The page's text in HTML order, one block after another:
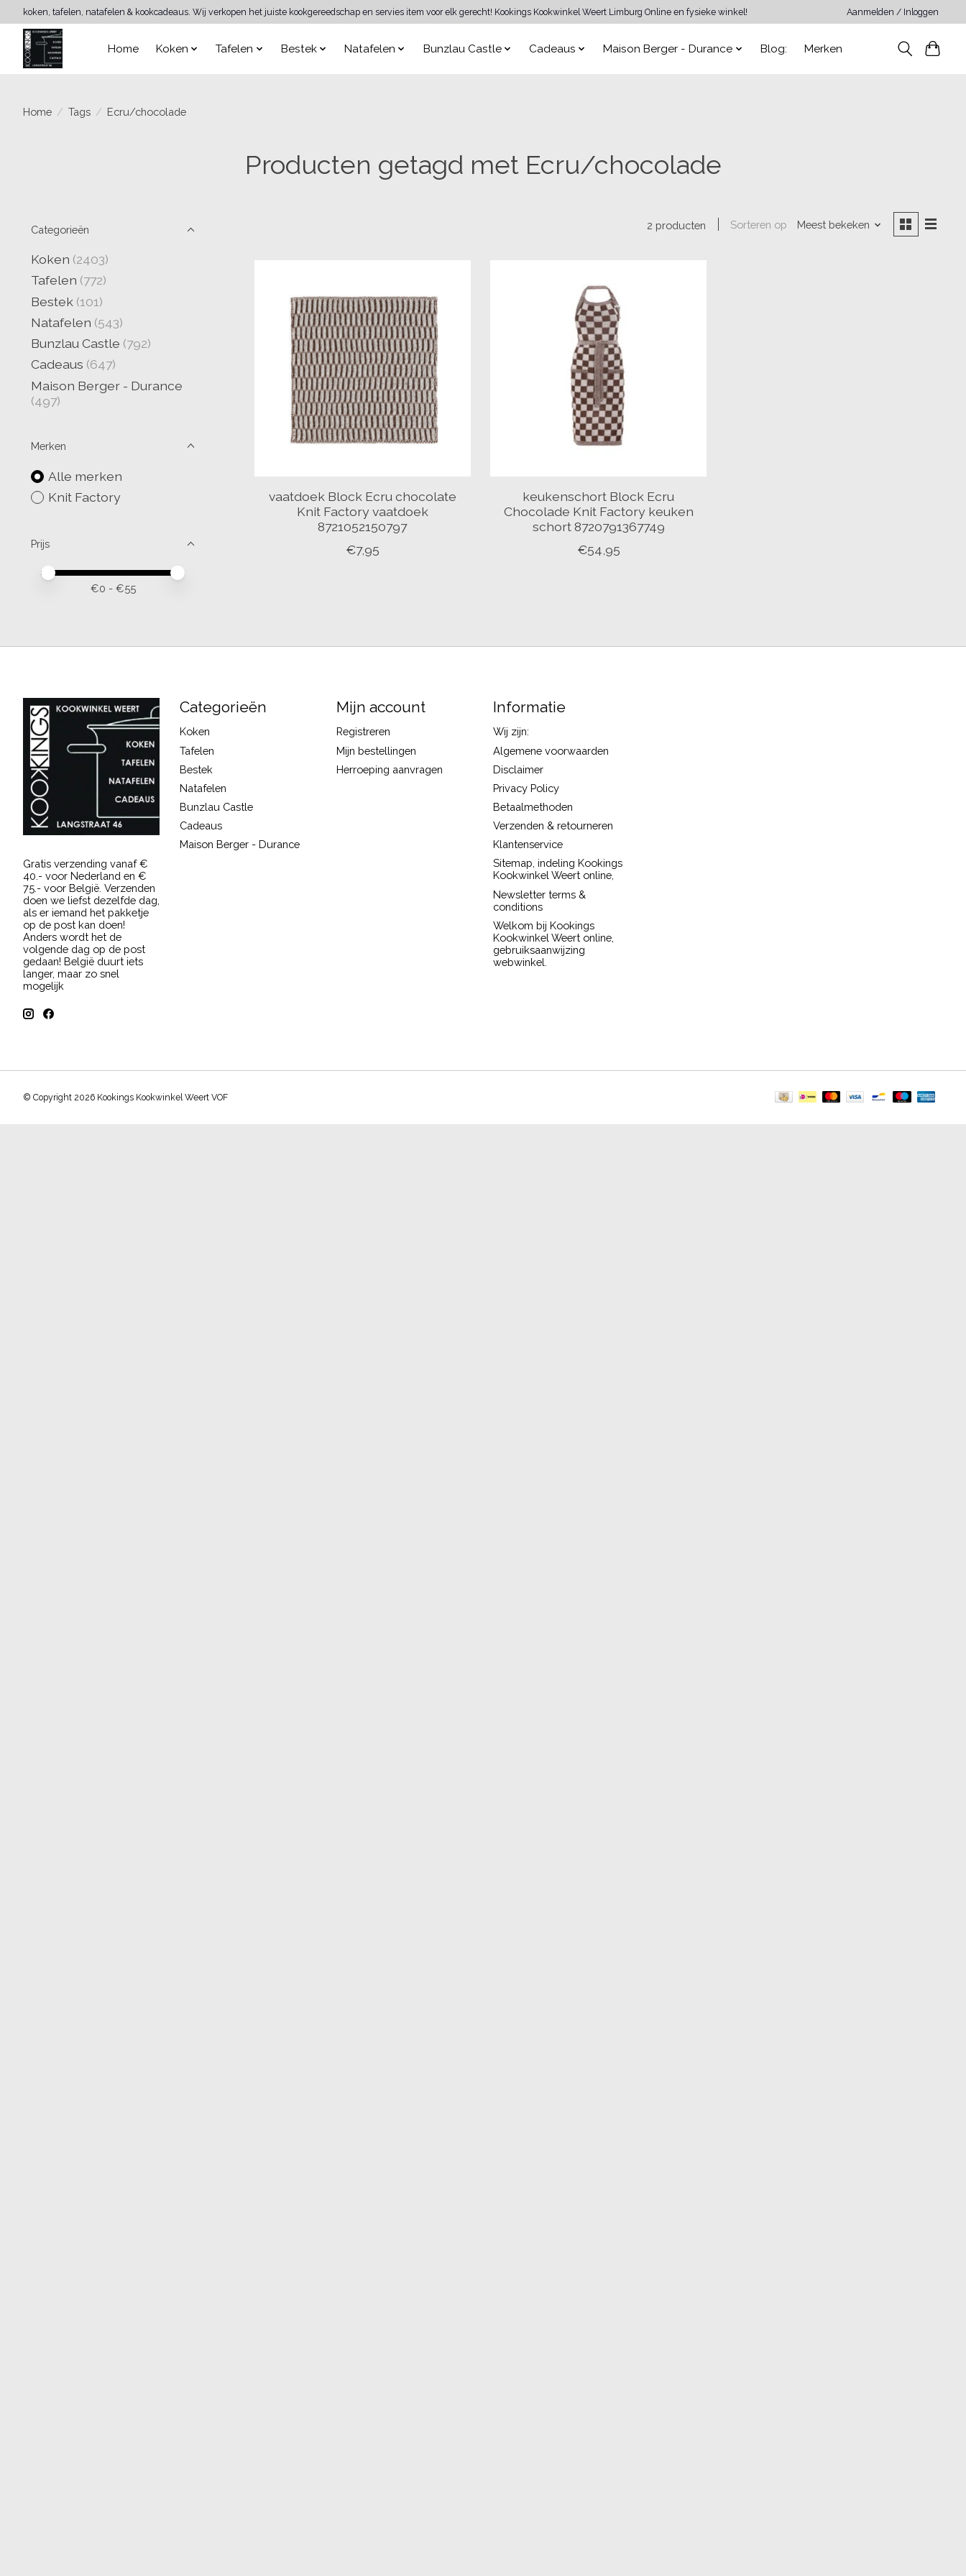
koken, tafelen, natafelen & kookcadeaus. Wij verkopen het juiste kookgereedschap en servies item voor elk gerecht! Kookings Kookwinkel Weert Limburg Online en fysieke winkel! Aanmelden / Inloggen
Home Koken Tafelen Bestek Natafelen Bunzlau Castle Cadeaus Maison Berger - Durance Blog: Merken
Home / Tags / Ecru/chocolade
Producten getagd met Ecru/chocolade
Categorieën
Koken (2403)
Tafelen (772)
Bestek (101)
Natafelen (543)
Bunzlau Castle (792)
Cadeaus (647)
Maison Berger - Durance
(497)
Merken
Alle merken
Knit Factory
Prijs
Minimale prijswaarde
Price maximum value
€0 - €55
2 producten Sorteren op Meest bekeken
vaatdoek Block Ecru chocolate
Knit Factory vaatdoek
8721052150797
€7,95
keukenschort Block Ecru
Chocolade Knit Factory keuken
schort 8720791367749
€54,95
Gratis verzending vanaf €
40.- voor Nederland en €
75.- voor België. Verzenden
doen we liefst dezelfde dag,
als er iemand het pakketje
op de post kan doen!
Anders wordt het de
volgende dag op de post
gedaan! België duurt iets
langer, maar zo snel
mogelijk
Categorieën
Koken
Tafelen
Bestek
Natafelen
Bunzlau Castle
Cadeaus
Maison Berger - Durance
Mijn account
Registreren
Mijn bestellingen
Herroeping aanvragen
Informatie
Wij zijn:
Algemene voorwaarden
Disclaimer
Privacy Policy
Betaalmethoden
Verzenden & retourneren
Klantenservice
Sitemap, indeling Kookings
Kookwinkel Weert online,
Newsletter terms &
conditions
Welkom bij Kookings
Kookwinkel Weert online,
gebruiksaanwijzing
webwinkel.
© Copyright 2026 Kookings Kookwinkel Weert VOF